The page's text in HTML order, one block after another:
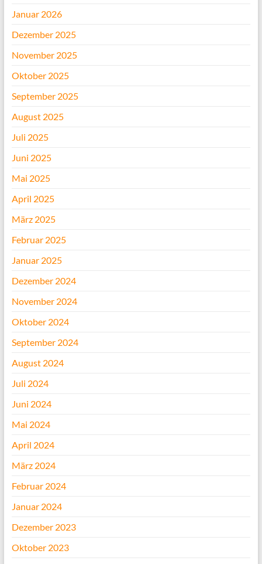
Januar 2026
Dezember 2025
November 2025
Oktober 2025
September 2025
August 2025
Juli 2025
Juni 2025
Mai 2025
April 2025
März 2025
Februar 2025
Januar 2025
Dezember 2024
November 2024
Oktober 2024
September 2024
August 2024
Juli 2024
Juni 2024
Mai 2024
April 2024
März 2024
Februar 2024
Januar 2024
Dezember 2023
Oktober 2023